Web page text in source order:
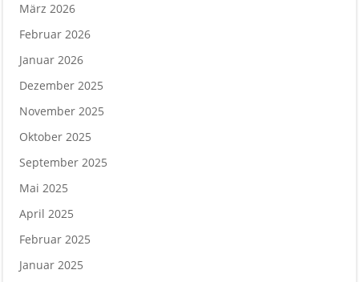
März 2026
Februar 2026
Januar 2026
Dezember 2025
November 2025
Oktober 2025
September 2025
Mai 2025
April 2025
Februar 2025
Januar 2025